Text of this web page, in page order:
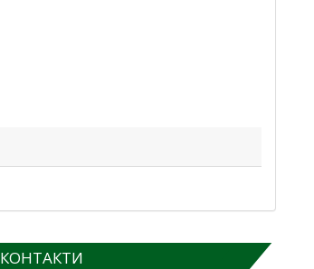
КОНТАКТИ